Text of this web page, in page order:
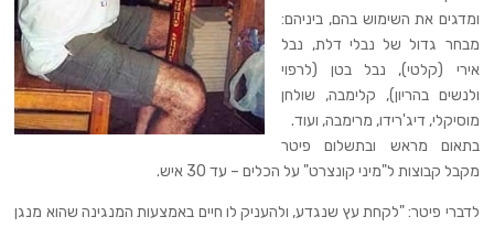
ומדגים את השימוש בהם, ביניהם:
מבחר גדול של נבלי דלת, נבל
אירי (קלטי), נבל בטן (לרפוי
ולנשים בהריון), קלימבה, שולחן
מוסיקלי, דיג'רידו, מרימבה, ועוד.
בתאום מראש ובתשלום פיטר
מקבל קבוצות ל"מיני קונצרט" על הכלים – עד 30 איש.
לדברי פיטר: "לקחת עץ שנגדע, ולהעניק לו חיים באמצעות המנגינה שהוא מנגן